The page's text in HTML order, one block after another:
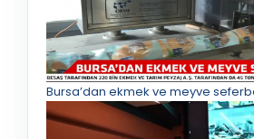
Bursa’dan ekmek ve meyve